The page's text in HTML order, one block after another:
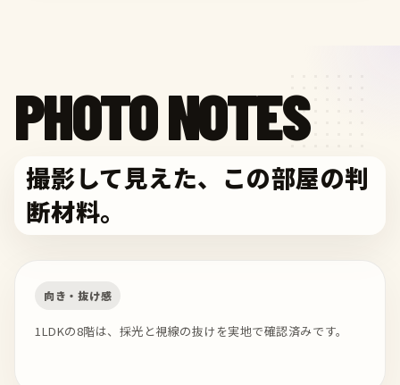
PHOTO NOTES
撮影して見えた、この部屋の判
断材料。
向き・抜け感
1LDKの8階は、採光と視線の抜けを実地で確認済みです。